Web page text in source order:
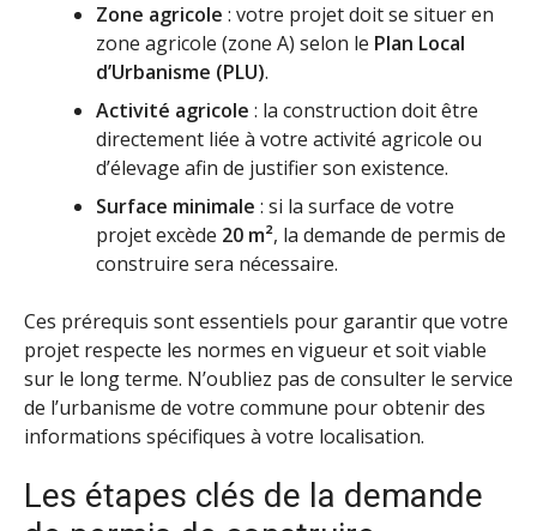
Zone agricole : votre projet doit se situer en
zone agricole (zone A) selon le Plan Local
d’Urbanisme (PLU).
Activité agricole : la construction doit être
directement liée à votre activité agricole ou
d’élevage afin de justifier son existence.
Surface minimale : si la surface de votre
projet excède 20 m², la demande de permis de
construire sera nécessaire.
Ces prérequis sont essentiels pour garantir que votre
projet respecte les normes en vigueur et soit viable
sur le long terme. N’oubliez pas de consulter le service
de l’urbanisme de votre commune pour obtenir des
informations spécifiques à votre localisation.
Les étapes clés de la demande